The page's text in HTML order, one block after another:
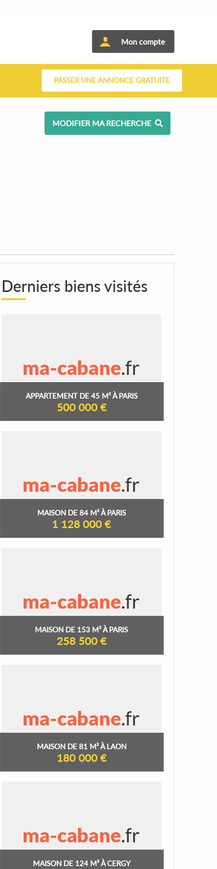
Mon compte
PASSER UNE ANNONCE GRATUITE
MODIFIER MA RECHERCHE
Derniers biens visités
APPARTEMENT DE 45 M² À PARIS
500 000 €
MAISON DE 84 M² À PARIS
1 128 000 €
MAISON DE 153 M² À PARIS
258 500 €
MAISON DE 81 M² À LAON
180 000 €
MAISON DE 124 M² À CERGY